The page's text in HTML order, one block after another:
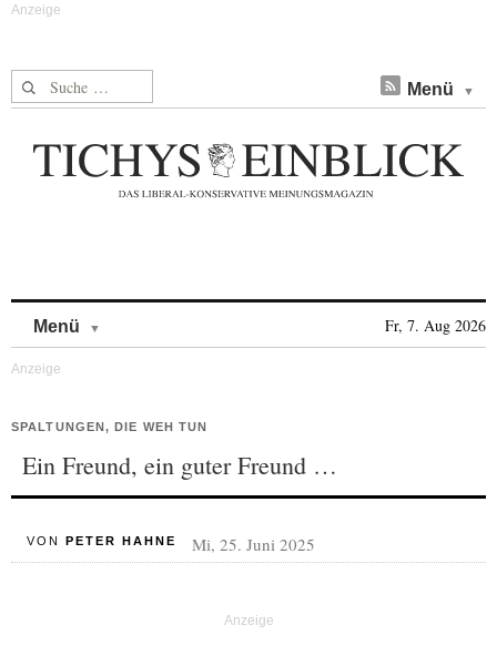
Suche nach: Menü
Menü Fr, 7. Aug 2026
SPALTUNGEN, DIE WEH TUN
Ein Freund, ein guter Freund …
VON PETER HAHNE Mi, 25. Juni 2025